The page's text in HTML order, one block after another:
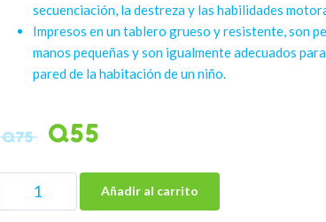
secuenciación, la destreza y las habilidades
Impresos en un tablero grueso y resistente, son
manos pequeñas y son igualmente adecuados
pared de la habitación de un niño.
Q75 Q55
Añadir al carrito